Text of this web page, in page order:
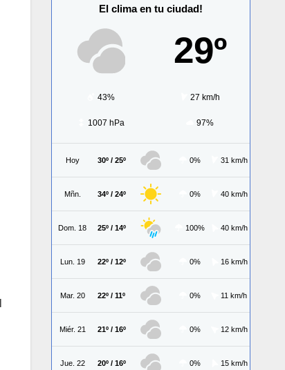
El clima en tu ciudad!
29º
43% 27 km/h
1007 hPa 97%
Hoy 30º / 25º 0% 31 km/h
Mñn. 34º / 24º 0% 40 km/h
Dom. 18 25º / 14º 100% 40 km/h
Lun. 19 22º / 12º 0% 16 km/h
Mar. 20 22º / 11º 0% 11 km/h
Miér. 21 21º / 16º 0% 12 km/h
Jue. 22 20º / 16º 0% 15 km/h